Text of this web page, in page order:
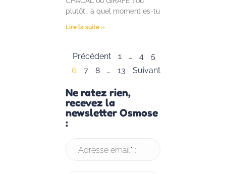
plutôt… à quel moment es-tu
Lire la suite »
Précédent 1 … 4
5
6
7 8 … 13 Suivant
Ne ratez rien,
recevez la
newsletter Osmose
:
Adresse email* :